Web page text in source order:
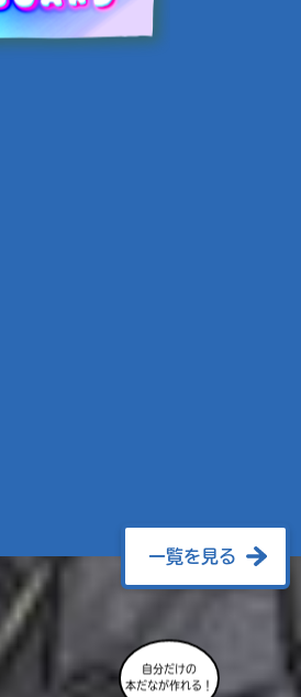
一覧を見る
自分だけの
本だなが作れる！